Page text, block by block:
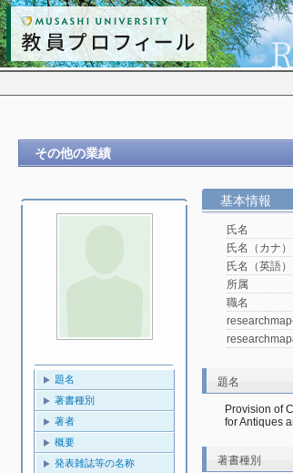
その他の業績
題名
著書種別
著者
概要
発表雑誌等の名称
基本情報
氏名
氏名（カナ）
氏名（英語）
所属
職名
題名
Provision of
for Antiques
著書種別